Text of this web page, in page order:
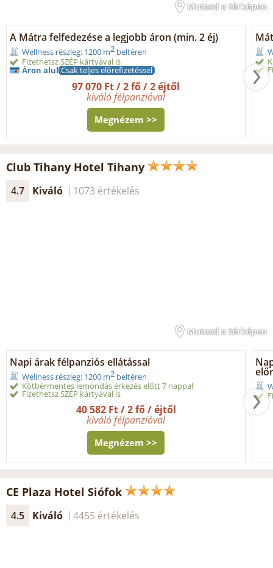
Mutasd a térképen
A Mátra felfedezése a legjobb áron (min. 2 éj)
Wellness részleg: 1200 m2 beltéren
Fizethetsz SZÉP kártyával is
Áron alul Csak teljes előrefizetéssel
97 070 Ft / 2 fő / 2 éjtől
kiváló félpanzióval
Megnézem >>
Club Tihany Hotel Tihany
4.7 Kiváló 1073 értékelés
Mutasd a térképen
Napi árak félpanziós ellátással
Wellness részleg: 1200 m2 beltéren
Kötbérmentes lemondás érkezés előtt 7 nappal
Fizethetsz SZÉP kártyával is
40 582 Ft / 2 fő / éjtől
kiváló félpanzióval
Megnézem >>
CE Plaza Hotel Siófok
4.5 Kiváló 4455 értékelés